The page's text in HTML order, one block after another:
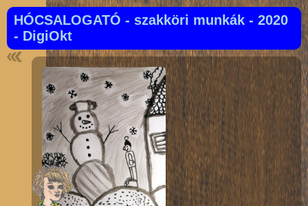
HÓCSALOGATÓ - szakköri munkák - 2020
- DigiOkt